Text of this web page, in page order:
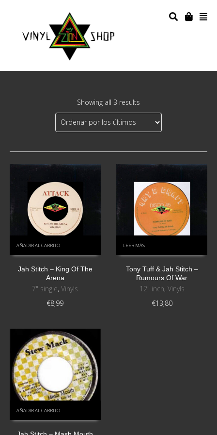
Showing all 3 results
AÑADIR AL CARRITO
Jah Stitch ‎– King Of The
Arena
7" single,Vinyls
€8,99
LEER MÁS
Tony Tuff & Jah Stitch ‎–
Rumours Of War
12" inch, Vinyls
€13,80
AÑADIR AL CARRITO